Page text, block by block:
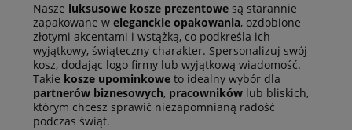
Nasze luksusowe kosze prezentowe są starannie
zapakowane w eleganckie opakowania, ozdobione
złotymi akcentami i wstążką, co podkreśla ich
wyjątkowy, świąteczny charakter. Spersonalizuj swój
kosz, dodając logo firmy lub wyjątkową wiadomość.
Takie kosze upominkowe to idealny wybór dla
partnerów biznesowych, pracowników lub bliskich,
którym chcesz sprawić niezapomnianą radość
podczas świąt.